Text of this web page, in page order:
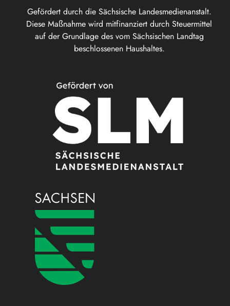
Gefördert durch die Sächsische Landesmedienanstalt.
Diese Maßnahme wird mitfinanziert durch Steuermittel
auf der Grundlage des vom Sächsischen Landtag
beschlossenen Haushaltes.